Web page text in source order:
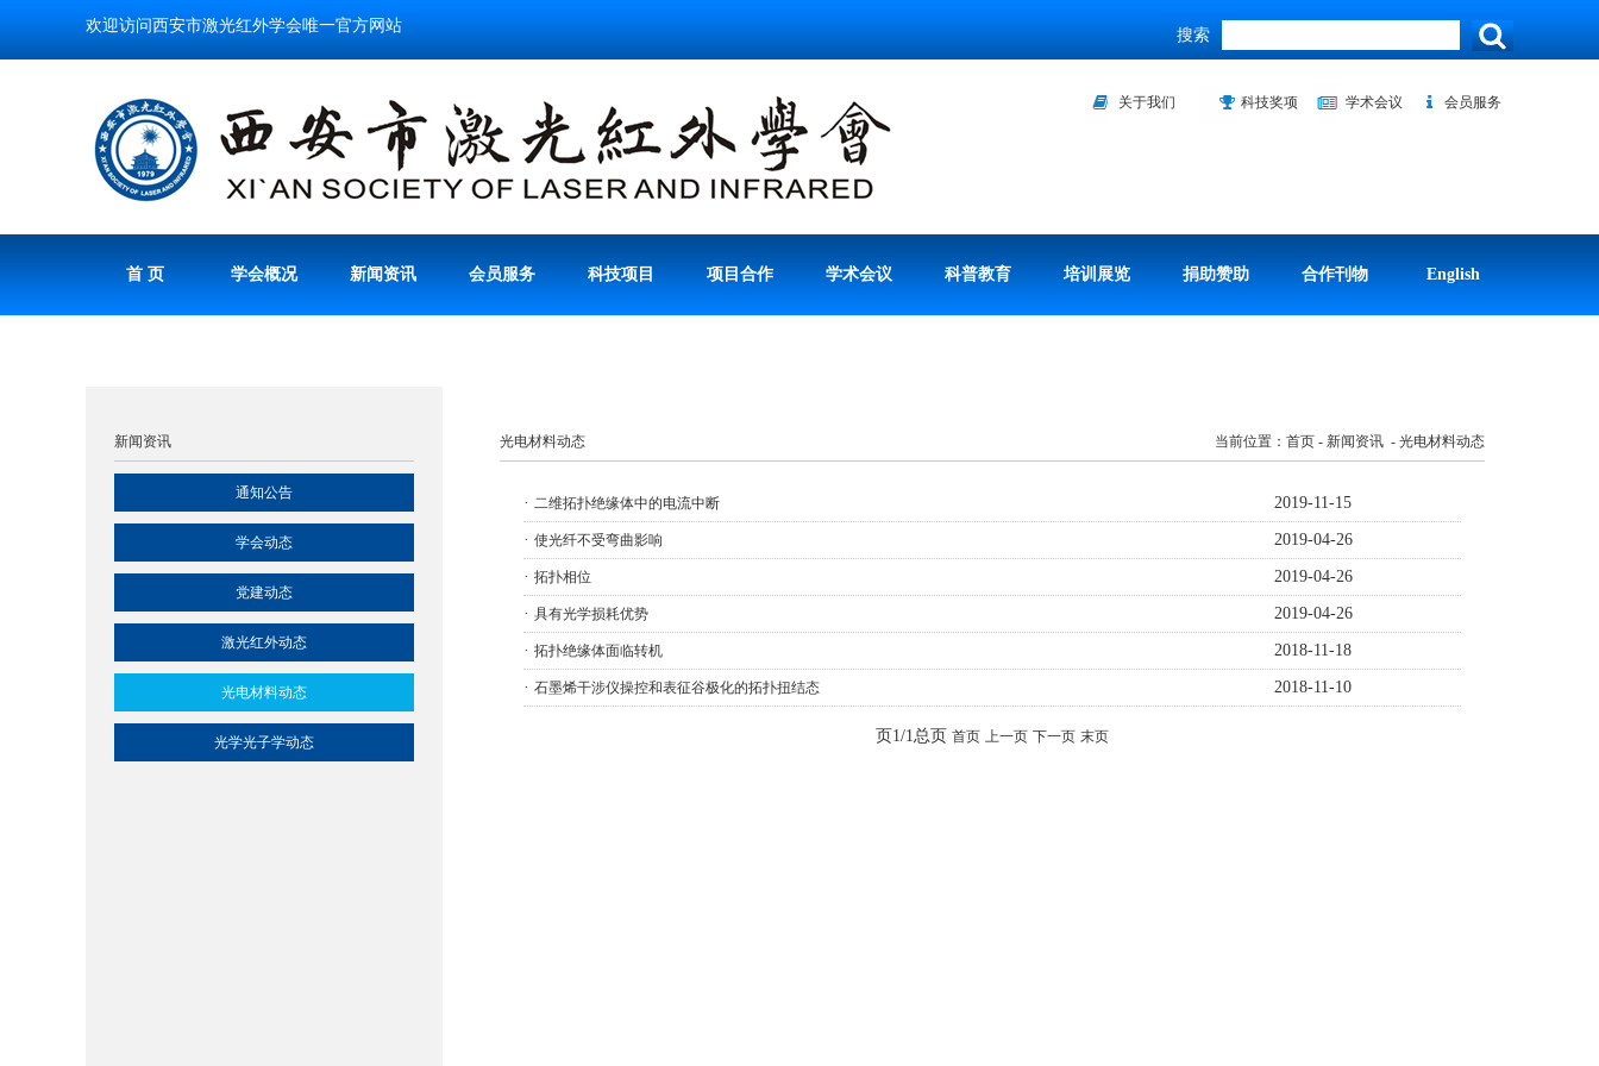
欢迎访问西安市激光红外学会唯一官方网站
搜索
关于我们 科技奖项 学术会议 会员服务
首 页 学会概况 新闻资讯 会员服务 科技项目 项目合作 学术会议 科普教育 培训展览 捐助赞助 合作刊物 English
新闻资讯
通知公告
学会动态
党建动态
激光红外动态
光电材料动态
光学光子学动态
光电材料动态 当前位置：首页 - 新闻资讯 - 光电材料动态
· 二维拓扑绝缘体中的电流中断 2019-11-15
· 使光纤不受弯曲影响 2019-04-26
· 拓扑相位 2019-04-26
· 具有光学损耗优势 2019-04-26
· 拓扑绝缘体面临转机 2018-11-18
· 石墨烯干涉仪操控和表征谷极化的拓扑扭结态 2018-11-10
页1/1总页 首页 上一页 下一页 末页